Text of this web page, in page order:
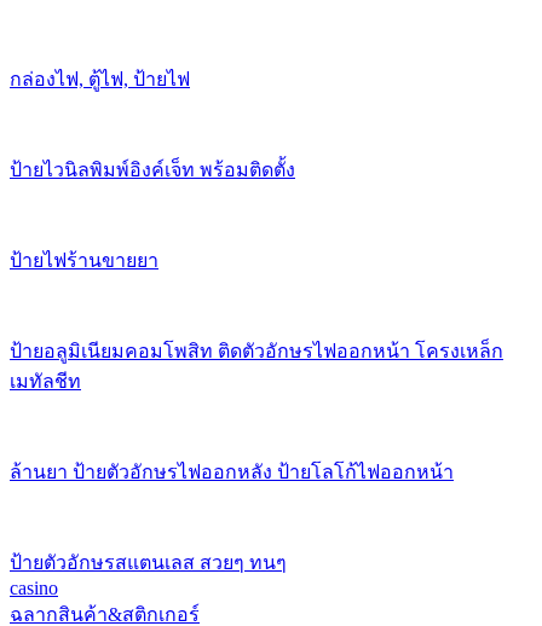
กล่องไฟ, ตู้ไฟ, ป้ายไฟ
ป้ายไวนิลพิมพ์อิงค์เจ็ท พร้อมติดตั้ง
ป้ายไฟร้านขายยา
ป้ายอลูมิเนียมคอมโพสิท ติดตัวอักษรไฟออกหน้า โครงเหล็ก
เมทัลชีท
ล้านยา ป้ายตัวอักษรไฟออกหลัง ป้ายโลโก้ไฟออกหน้า
ป้ายตัวอักษรสแตนเลส สวยๆ ทนๆ
casino
ฉลากสินค้า&สติกเกอร์